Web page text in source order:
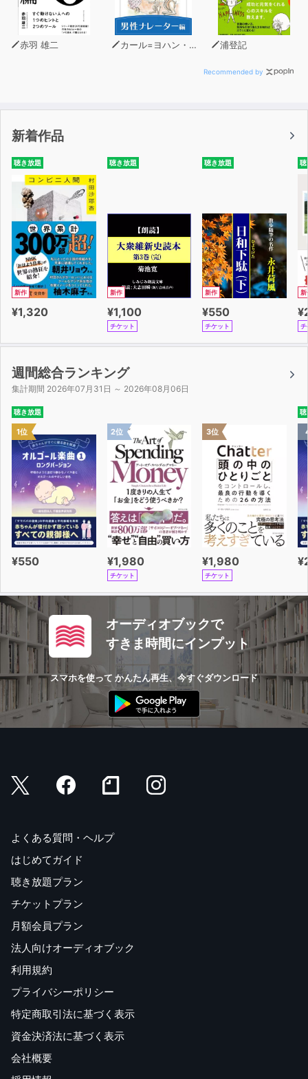
赤羽 雄二 カール=ヨハン・エリーン 浦登記
Recommended by
新着作品
聴き放題
新作
¥1,320
聴き放題
新作
¥1,100
チケット
聴き放題
新作
¥550
チケット
聴
新
チ
週間総合ランキング
集計期間 2026年07月31日 ～ 2026年08月06日
聴き放題
1位
¥550
2位
¥1,980
チケット
3位
¥1,980
チケット
聴
オーディオブックで
すきま時間にインプット
スマホを使って かんたん再生、今すぐダウンロード
よくある質問・ヘルプ
はじめてガイド
聴き放題プラン
チケットプラン
月額会員プラン
法人向けオーディオブック
利用規約
プライバシーポリシー
特定商取引法に基づく表示
資金決済法に基づく表示
会社概要